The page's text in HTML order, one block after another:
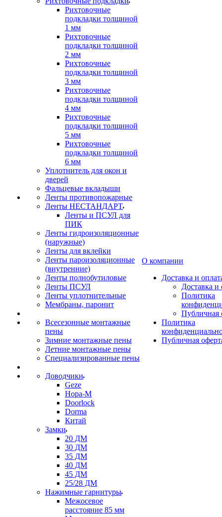
Рихтовочные
подкладки толщиной
1 мм
Рихтовочные
подкладки толщиной
2 мм
Рихтовочные
подкладки толщиной
3 мм
Рихтовочные
подкладки толщиной
4 мм
Рихтовочные
подкладки толщиной
5 мм
Рихтовочные
подкладки толщиной
6 мм
Уплотнитель для окон и
дверей
Фальцевые вкладыши
Ленты противопожарные
Ленты НЕСТАНДАРТ
Ленты и ПСУЛ для
ПИК
Ленты гидроизоляционные
(наружные)
Ленты для вклейки
Ленты пароизоляционные
(внутренние)
Ленты полнобутиловые
Ленты ПСУЛ
Ленты уплотнительные
Мембраны, паронит
Всесезонные монтажные
пены
Зимние монтажные пены
Летние монтажные пены
Специализированные пены
Доводчики
Geze
Нора-М
Doorlock
Dorma
Китай
Замки
20 ДМ
30 ДМ
35 ДМ
40 ДМ
45 ДМ
25/28 ДМ
Нажимные гарнитуры
Межосевое
расстояние 85 мм
О компании
Доставка и
Доставка и
Политика
Публичная
Политика
Публичная